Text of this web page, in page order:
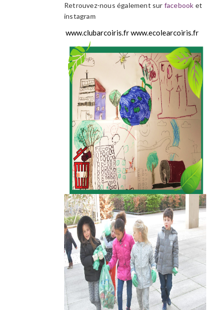
Retrouvez-nous également sur facebook et
instagram
www.clubarcoiris.frwww.ecolearcoiris.fr